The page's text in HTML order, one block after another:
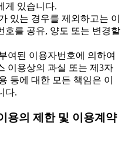
게 있습니다.
있는 경우를 제외하고는 이
호를 공유, 양도 또는 변경할
여된 이용자번호에 의하여
이용상의 과실 또는 제3자
등에 대한 모든 책임은 이
다.
용의 제한 및 이용계약